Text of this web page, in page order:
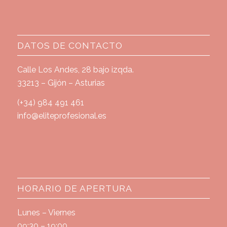
DATOS DE CONTACTO
Calle Los Andes, 28 bajo izqda.
33213 – Gijón – Asturias
(+34) 984 491 461
info@eliteprofesional.es
HORARIO DE APERTURA
Lunes – Viernes